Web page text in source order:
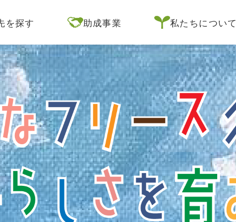
を探す 助成事業 私たちについて